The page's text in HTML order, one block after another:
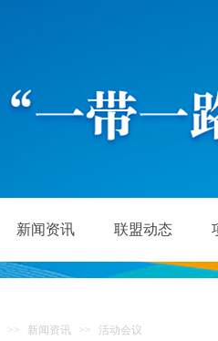
新闻资讯 联盟动态
>> 新闻资讯 >> 活动会议